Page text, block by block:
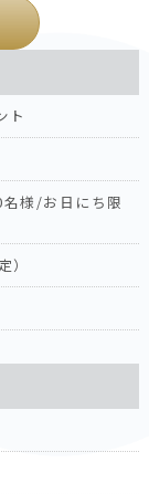
ト
様/お日にち限
）